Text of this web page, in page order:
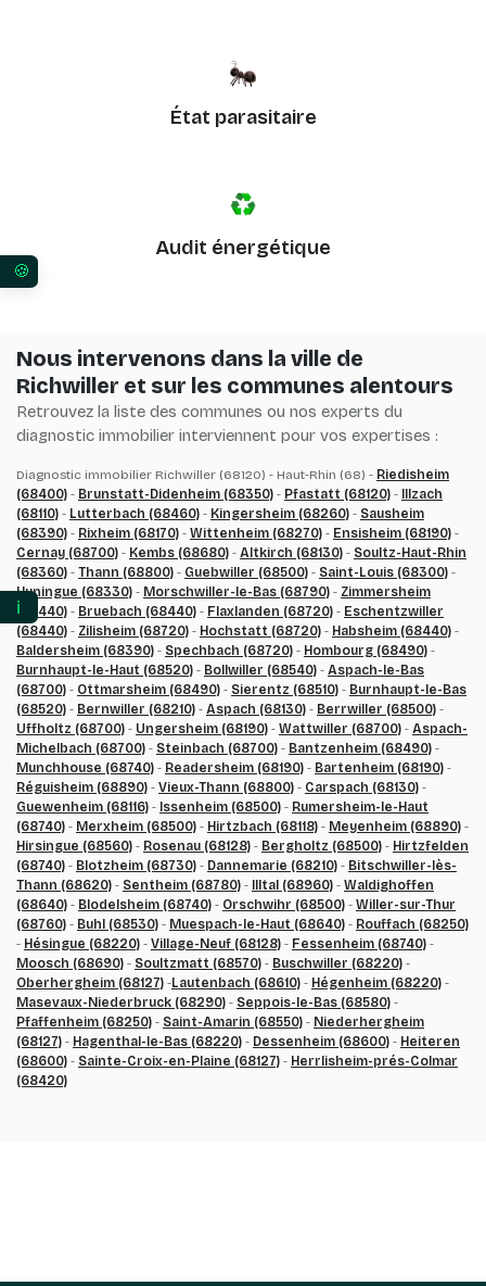
État parasitaire
Audit énergétique
Nous intervenons dans la ville de
Richwiller et sur les communes alentours
Retrouvez la liste des communes ou nos experts du
diagnostic immobilier interviennent pour vos expertises :
Diagnostic immobilier Richwiller (68120) - Haut-Rhin (68) - Riedisheim
(68400) - Brunstatt-Didenheim (68350) - Pfastatt (68120) -
Illzach
(68110) - Lutterbach (68460) - Kingersheim (68260) - Sausheim
(68390) - Rixheim (68170) - Wittenheim (68270) - Ensisheim (68190) -
Cernay (68700) - Kembs (68680) - Altkirch (68130) - Soultz-Haut-Rhin
(68360) - Thann (68800) - Guebwiller (68500) - Saint-Louis (68300) -
Huningue (68330) - Morschwiller-le-Bas (68790) - Zimmersheim
(68440) - Bruebach (68440) - Flaxlanden (68720) - Eschentzwiller
(68440) - Zilisheim (68720) - Hochstatt (68720) - Habsheim (68440) -
Baldersheim (68390) - Spechbach (68720) - Hombourg (68490) -
Burnhaupt-le-Haut (68520) - Bollwiller (68540) - Aspach-le-Bas
(68700) - Ottmarsheim (68490) - Sierentz (68510) - Burnhaupt-le-Bas
(68520) - Bernwiller (68210) - Aspach (68130) - Berrwiller (68500) -
Uffholtz (68700) - Ungersheim (68190) - Wattwiller (68700) - Aspach-
Michelbach (68700) - Steinbach (68700) - Bantzenheim (68490) -
Munchhouse (68740) - Readersheim (68190) - Bartenheim (68190) -
Réguisheim (68890) - Vieux-Thann (68800) - Carspach (68130) -
Guewenheim (68116) - Issenheim (68500) - Rumersheim-le-Haut
(68740) - Merxheim (68500) - Hirtzbach (68118) - Meyenheim (68890) -
Hirsingue (68560) - Rosenau (68128) - Bergholtz (68500) - Hirtzfelden
(68740) - Blotzheim (68730) - Dannemarie (68210) - Bitschwiller-lès-
Thann (68620) - Sentheim (68780) - Illtal (68960) - Waldighoffen
(68640) - Blodelsheim (68740) - Orschwihr (68500) - Willer-sur-Thur
(68760) - Buhl (68530) - Muespach-le-Haut (68640) - Rouffach (68250)
- Hésingue (68220) - Village-Neuf (68128) - Fessenheim (68740) -
Moosch (68690) - Soultzmatt (68570) - Buschwiller (68220) -
Oberhergheim (68127) -Lautenbach (68610) - Hégenheim (68220) -
Masevaux-Niederbruck (68290) - Seppois-le-Bas (68580) -
Pfaffenheim (68250) - Saint-Amarin (68550) - Niederhergheim
(68127) - Hagenthal-le-Bas (68220) - Dessenheim (68600) - Heiteren
(68600) - Sainte-Croix-en-Plaine (68127) - Herrlisheim-prés-Colmar
(68420)
ℹ️